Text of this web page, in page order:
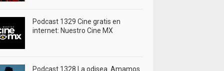
Podcast 1329 Cine gratis en
internet: Nuestro Cine MX
Podcast 1328 La odisea. Amamos